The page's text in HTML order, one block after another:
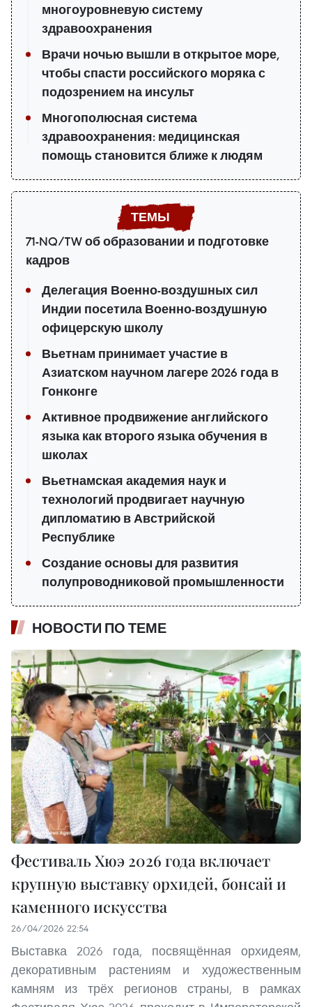
многоуровневую систему
здравоохранения
Врачи ночью вышли в открытое море,
чтобы спасти российского моряка с
подозрением на инсульт
Многополюсная система
здравоохранения: медицинская
помощь становится ближе к людям
71-NQ/TW об образовании и подготовке
кадров
Делегация Военно-воздушных сил
Индии посетила Военно-воздушную
офицерскую школу
Вьетнам принимает участие в
Азиатском научном лагере 2026 года в
Гонконге
Активное продвижение английского
языка как второго языка обучения в
школах
Вьетнамская академия наук и
технологий продвигает научную
дипломатию в Австрийской
Республике
Создание основы для развития
полупроводниковой промышленности
НОВОСТИ ПО ТЕМЕ
Фестиваль Хюэ 2026 года включает
крупную выставку орхидей, бонсай и
каменного искусства
26/04/2026 22:54
Выставка 2026 года, посвящённая орхидеям,
декоративным растениям и художественным
камням из трёх регионов страны, в рамках